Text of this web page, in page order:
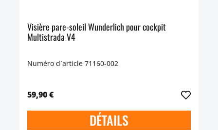
Visière pare-soleil Wunderlich pour cockpit
Multistrada V4
Numéro d´article 71160-002
59,90 €
DÉTAILS